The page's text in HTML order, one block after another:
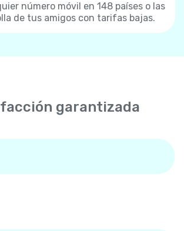
número móvil en 148 países o las
de tus amigos con tarifas bajas.
garantizada